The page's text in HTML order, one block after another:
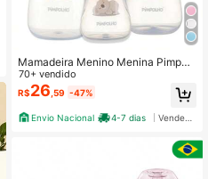
Mamadeira Menino Menina Pimpol
ho BPA Free 150ml / 260ml / 330ml
Anticólica Soft Touch Bebê
70+ vendido
R$26 ,59 -47%
Envio Nacional 4-7 dias